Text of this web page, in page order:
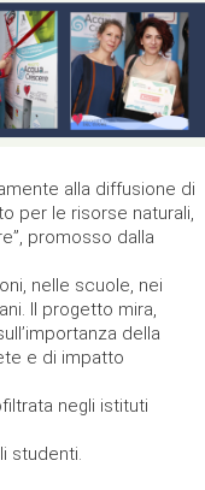
alla diffusione di
per le risorse naturali,
promosso dalla
nelle scuole, nei
Il progetto mira,
della
e di impatto
negli istituti
studenti.